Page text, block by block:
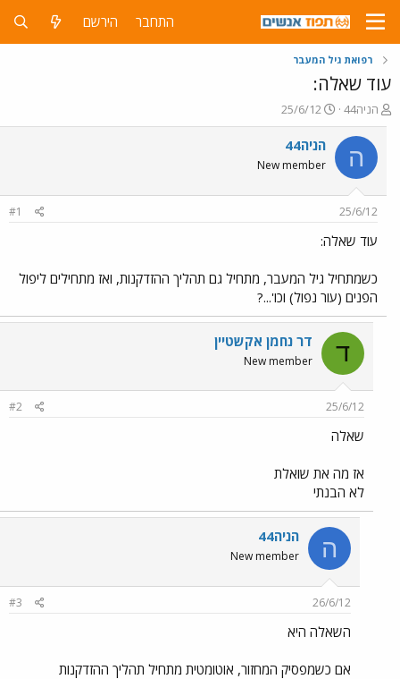
התחבר הירשם
רפואת גיל המעבר
עוד שאלה:
פ
ו
ת
ח
ה
ש
א
הניה44
פ
ו
ר
ם
ר
25/6/12
ה הניה44
New member
25/6/12
#1
עוד שאלה:
כשמתחיל גיל המעבר, מתחיל גם תהליך ההזדקנות, ואז מתחילים ליפול
הפנים (עור נפול) וכו'...?
ד דר נחמן אקשטיין
New member
25/6/12
#2
שאלה
אז מה את שואלת
לא הבנתי
ה הניה44
New member
26/6/12
#3
השאלה היא
אם כשמפסיק המחזור, אוטומטית מתחיל תהליך ההזדקנות